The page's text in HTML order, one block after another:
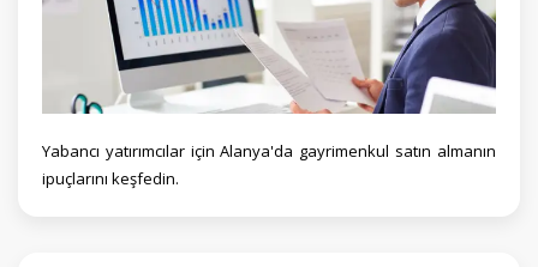
Yabancı yatırımcılar için Alanya'da gayrimenkul satın almanın
ipuçlarını keşfedin.